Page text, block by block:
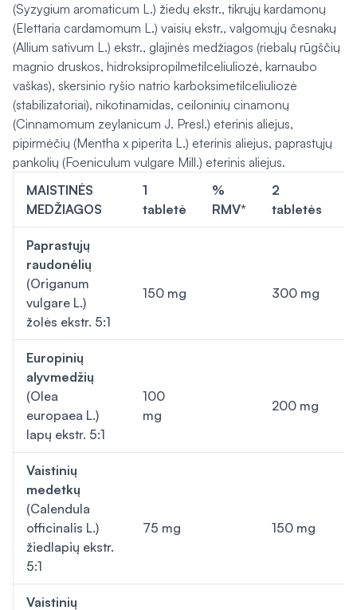
(Syzygium aromaticum L.) žiedų ekstr., tikrųjų kardamonų
(Elettaria cardamomum L.) vaisių ekstr., valgomųjų česnakų
(Allium sativum L.) ekstr., glajinės medžiagos (riebalų rūgščių
magnio druskos, hidroksipropilmetilceliuliozė, karnaubo
vaškas), skersinio ryšio natrio karboksimetilceliuliozė
(stabilizatoriai), nikotinamidas, ceiloninių cinamonų
(Cinnamomum zeylanicum J. Presl.) eterinis aliejus,
pipirmėčių (Mentha x piperita L.) eterinis aliejus, paprastųjų
pankolių (Foeniculum vulgare Mill.) eterinis aliejus.
MAISTINĖS
MEDŽIAGOS
1
tabletė
%
RMV*
2
tabletės
Paprastųjų
raudonėlių
(Origanum
vulgare L.)
žolės ekstr. 5:1
150 mg 300 mg
Europinių
alyvmedžių
(Olea
europaea L.)
lapų ekstr. 5:1
100
mg
200 mg
Vaistinių
medetkų
(Calendula
officinalis L.)
žiedlapių ekstr.
5:1
75 mg 150 mg
Vaistinių